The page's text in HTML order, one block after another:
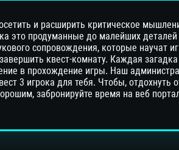
и расширить критическое
это продуманные до малейших
сопровождения, которые научат
квест-комнату. Каждая загадка
в прохождение игры. Наш
3 игрока для тебя. Чтобы, отдохнуть
забронируйте время на веб